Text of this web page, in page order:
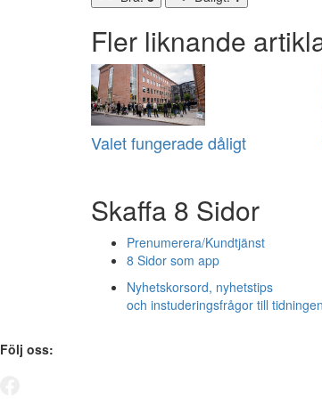
Fler liknande
Valet fungerade dåligt
Skaffa 8 Sidor
Prenumerera/Kundtjänst
8 Sidor som app
Nyhetskorsord, nyhetstips
och instuderingsfrågor till tidningen
Följ oss: